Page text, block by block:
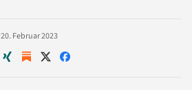
·20. Februar 2023
Auf Auf Auf